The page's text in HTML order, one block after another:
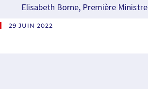
Elisabeth Borne, Première Ministre
29 JUIN 2022